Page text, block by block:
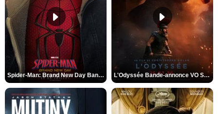
Spider-Man: Brand New Day Bande-annonce VO STFR L'Odyssée Bande-annonce VO STFR